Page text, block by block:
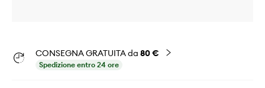
CONSEGNA GRATUITA da 80 €
Spedizione entro 24 ore